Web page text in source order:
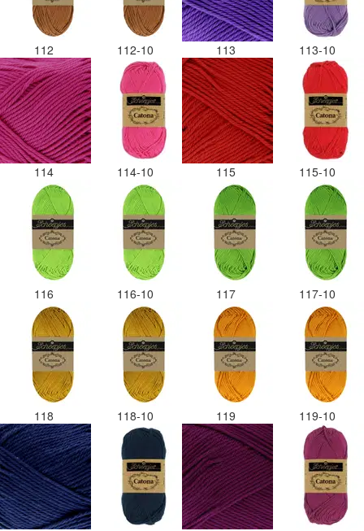
112 112-10 113 113-10
114 114-10 115 115-10
116 116-10 117 117-10
118 118-10 119 119-10